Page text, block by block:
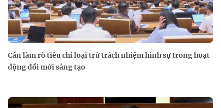
Cần làm rõ tiêu chí loại trừ trách nhiệm hình sự trong hoạt
động đổi mới sáng tạo